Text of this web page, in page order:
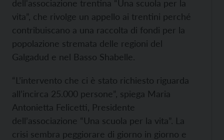
dell'associazione trentina “Una scuola per la
vita”, che rivolge un appello ai trentini perché
contribuiscano a una raccolta di fondi per la
popolazione stremata delle regioni del
Galgadud e nel Basso Shabelle.
“L’intervento che ci è stato richiesto riguarda
all’incirca 25.000 persone”, spiega Maria
Antonietta Felicetti, Presidente
dell’associazione “Una scuola per la vita”. La
crisi sembra peggiorare di giorno in giorno e